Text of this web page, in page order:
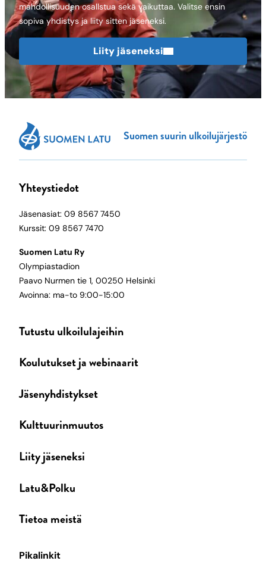
mahdollisuuden osallstua sekä vaikuttaa. Valitse ensin
sopiva yhdistys ja liity sitten jäseneksi.
Liity jäseneksi
Suomen suurin ulkoilujärjestö
Yhteystiedot
Jäsenasiat: 09 8567 7450
Kurssit: 09 8567 7470
Suomen Latu Ry
Olympiastadion
Paavo Nurmen tie 1, 00250 Helsinki
Avoinna: ma-to 9:00-15:00
Tutustu ulkoilulajeihin
Koulutukset ja webinaarit
Jäsenyhdistykset
Kulttuurinmuutos
Liity jäseneksi
Latu&Polku
Tietoa meistä
Pikalinkit